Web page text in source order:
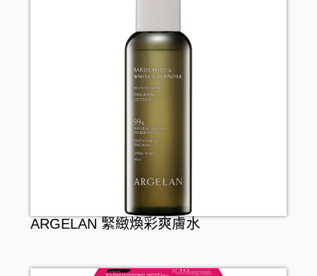
ARGELAN 緊緻煥彩爽膚水